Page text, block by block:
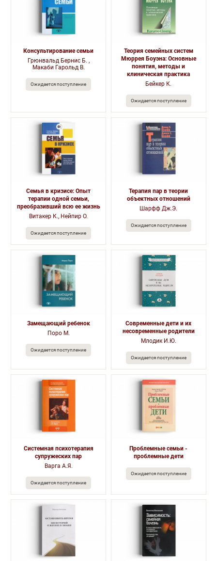
Консультирование семьи
Грюнвальд Бернис Б. ,
Макаби Гарольд В.
Ожидается поступление
Теория семейных систем
Мюррея Боуэна: Основные
понятия, методы и
клиническая практика
Бейкер К.
Ожидается поступление
Семья в кризисе: Опыт
терапии одной семьи,
преобразивший всю ее жизнь
Витакер К., Нейпир О.
Ожидается поступление
Терапия пар в теории
объектных отношений
Шарфф Дж.Э.
Ожидается поступление
Замещающий ребенок
Поро М.
Ожидается поступление
Современные дети и их
несовременные родители
Млодик И.Ю.
Ожидается поступление
Системная психотерапия
супружеских пар
Варга А.Я.
Ожидается поступление
Проблемные семьи -
проблемные дети
Ожидается поступление